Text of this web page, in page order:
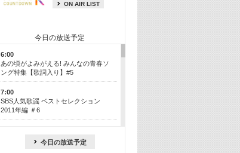
ON AIR LIST
今日の放送予定
6:00
あの頃がよみがえる! みんなの青春ソ
ング特集【歌詞入り】#5
7:00
SBS人気歌謡 ベストセレクション
2011年編 ＃6
今も昔も愛される鉄板カラオケメドレ
ー【歌詞入り】 一挙5時間！
今日の放送予定